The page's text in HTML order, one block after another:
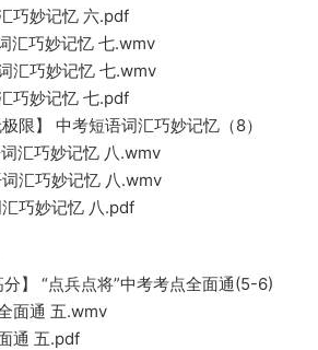
巧妙记忆 六.pdf
汇巧妙记忆 七.wmv
汇巧妙记忆 七.wmv
巧妙记忆 七.pdf
限】 中考短语词汇巧妙记忆（8）
汇巧妙记忆 八.wmv
汇巧妙记忆 八.wmv
巧妙记忆 八.pdf
】 “点兵点将”中考考点全面通(5-6)
面通 五.wmv
通 五.pdf